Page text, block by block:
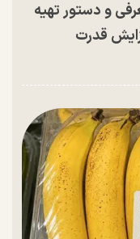
و دستور تهیه
قدرت